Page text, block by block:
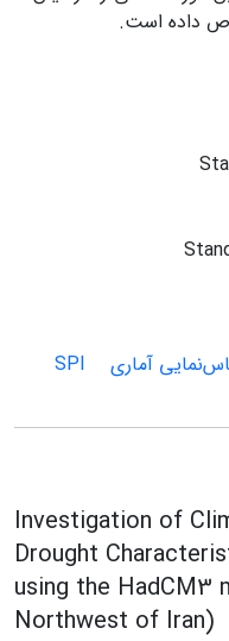
داده است.
آماری
SPI
Investigation of
Drought
using the HadCM3
Northwest of Iran)